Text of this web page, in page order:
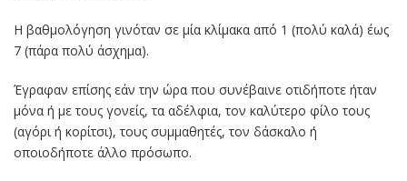
Η βαθμολόγηση γινόταν σε μία κλίμακα από 1 (πολύ καλά) έως
7 (πάρα πολύ άσχημα).
Έγραφαν επίσης εάν την ώρα που συνέβαινε οτιδήποτε ήταν
μόνα ή με τους γονείς, τα αδέλφια, τον καλύτερο φίλο τους
(αγόρι ή κορίτσι), τους συμμαθητές, τον δάσκαλο ή
οποιοδήποτε άλλο πρόσωπο.